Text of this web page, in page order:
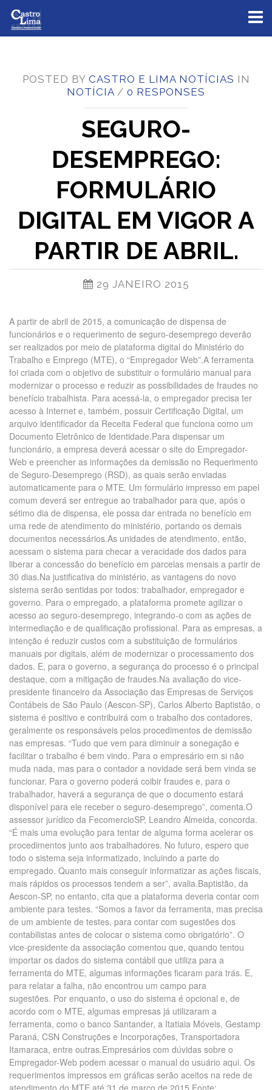
POSTED BY CASTRO E LIMA NOTÍCIAS IN
NOTÍCIA / 0 RESPONSES
SEGURO-
DESEMPREGO:
FORMULÁRIO
DIGITAL EM VIGOR A
PARTIR DE ABRIL.
29 JANEIRO 2015
A partir de abril de 2015, a comunicação de dispensa de
funcionários e o requerimento de seguro-desemprego deverão
ser realizados por meio de plataforma digital do Ministério do
Trabalho e Emprego (MTE), o “Empregador Web”.A ferramenta
foi criada com o objetivo de substituir o formulário manual para
modernizar o processo e reduzir as possibilidades de fraudes no
benefício trabalhista. Para acessá-la, o empregador precisa ter
acesso à Internet e, também, possuir Certificação Digital, um
arquivo identificador da Receita Federal que funciona como um
Documento Eletrônico de Identidade.Para dispensar um
funcionário, a empresa deverá acessar o site do Empregador-
Web e preencher as informações da demissão no Requerimento
de Seguro-Desemprego (RSD), as quais serão enviadas
automaticamente para o MTE. Um formulário impresso em papel
comum deverá ser entregue ao trabalhador para que, após o
sétimo dia de dispensa, ele possa dar entrada no benefício em
uma rede de atendimento do ministério, portando os demais
documentos necessários.As unidades de atendimento, então,
acessam o sistema para checar a veracidade dos dados para
liberar a concessão do benefício em parcelas mensais a partir de
30 dias.Na justificativa do ministério, as vantagens do novo
sistema serão sentidas por todos: trabalhador, empregador e
governo. Para o empregado, a plataforma promete agilizar o
acesso ao seguro-desemprego, integrando-o com as ações de
intermediação e de qualificação profissional. Para as empresas, a
intenção é reduzir custos com a substituição de formulários
manuais por digitais, além de modernizar o processamento dos
dados. E, para o governo, a segurança do processo é o principal
destaque, com a mitigação de fraudes.Na avaliação do vice-
presidente financeiro da Associação das Empresas de Serviços
Contábeis de São Paulo (Aescon-SP), Carlos Alberto Baptistão, o
sistema é positivo e contribuirá com o trabalho dos contadores,
geralmente os responsáveis pelos procedimentos de demissão
nas empresas. “Tudo que vem para diminuir a sonegação e
facilitar o trabalho é bem vindo. Para o empresário em si não
muda nada, mas para o contador a novidade será bem vinda se
funcionar. Para o governo poderá coibir fraudes e, para o
trabalhador, haverá a segurança de que o documento estará
disponível para ele receber o seguro-desemprego”, comenta.O
assessor jurídico da FecomercioSP, Leandro Almeida, concorda.
“É mais uma evolução para tentar de alguma forma acelerar os
procedimentos junto aos trabalhadores. No futuro, espero que
todo o sistema seja informatizado, incluindo a parte do
empregado. Quanto mais conseguir informatizar as ações fiscais,
mais rápidos os processos tendem a ser”, avalia.Baptistão, da
Aescon-SP, no entanto, cita que a plataforma deveria contar com
ambiente para testes. “Somos a favor da ferramenta, mas precisa
de um ambiente de testes, para contar com sugestões dos
contabilistas antes de colocar o sistema como obrigatório”. O
vice-presidente da associação comentou que, quando tentou
importar os dados do sistema contábil que utiliza para a
ferramenta do MTE, algumas informações ficaram para trás. E,
para relatar a falha, não encontrou um campo para
sugestões. Por enquanto, o uso do sistema é opcional e, de
acordo com o MTE, algumas empresas já utilizaram a
ferramenta, como o banco Santander, a Itatiaia Móveis, Gestamp
Paraná, CSN Construções e Incorporações, Transportadora
Itamaraca, entre outras.Empresários com dúvidas sobre o
Empregador-Web podem acessar o manual do usuário aqui. Os
requerimentos impressos em gráficas serão aceitos na rede de
atendimento do MTE até 31 de março de 2015.Fonte: